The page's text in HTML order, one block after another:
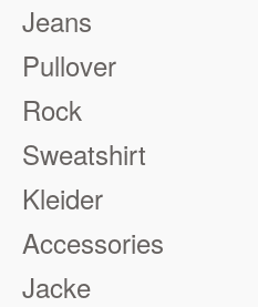
Jeans
Pullover
Rock
Sweatshirt
Kleider
Accessories
Jacke